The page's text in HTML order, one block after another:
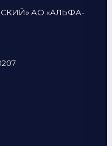
АО «АЛЬФА-